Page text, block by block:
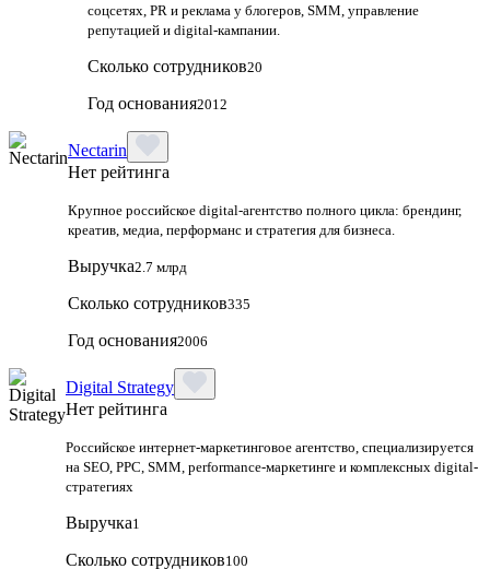
соцсетях, PR и реклама у блогеров, SMM, управление
репутацией и digital-кампании.
Сколько сотрудников20
Год основания2012
Nectarin
Нет рейтинга
Крупное российское digital‑агентство полного цикла: брендинг,
креатив, медиа, перформанс и стратегия для бизнеса.
Выручка2.7 млрд
Сколько сотрудников335
Год основания2006
Digital Strategy
Нет рейтинга
Российское интернет-маркетинговое агентство, специализируется
на SEO, PPC, SMM, performance-маркетинге и комплексных digital-
стратегиях
Выручка1
Сколько сотрудников100